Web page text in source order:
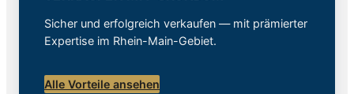
Sicher und erfolgreich verkaufen — mit prämierter
Expertise im Rhein-Main-Gebiet.
Alle Vorteile ansehen